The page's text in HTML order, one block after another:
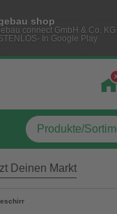
shop
connect GmbH & Co. KG
In Google Play
Deinen Markt